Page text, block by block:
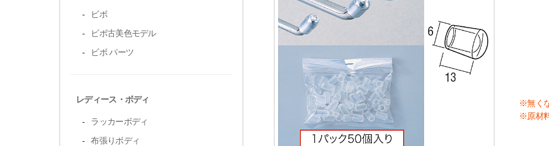
※無く
※原材
ビボ
ビボ古美色モデル
ビボ パーツ
レディース・ボディ
ラッカーボディ
布張りボディ